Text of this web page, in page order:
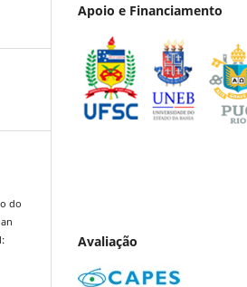
do
Apoio e Financiamento
Avaliação